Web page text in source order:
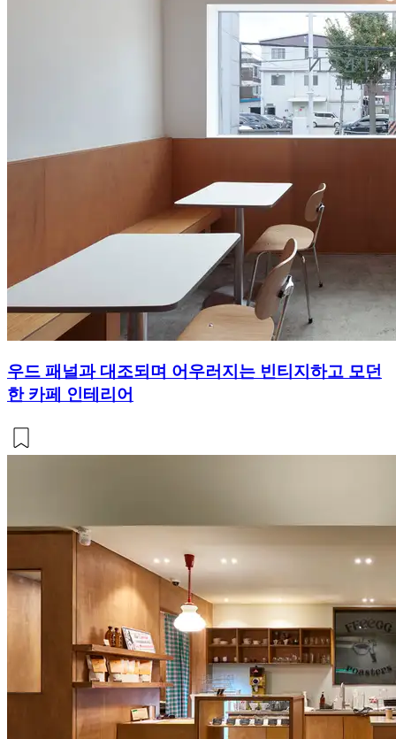
우드 패널과 대조되며 어우러지는 빈티지하고 모던
한 카페 인테리어